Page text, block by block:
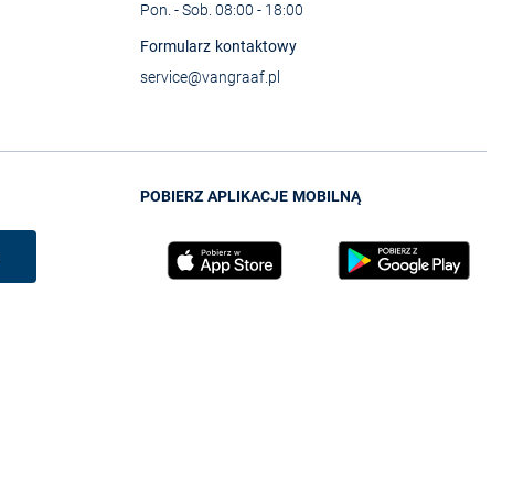
Pon. - Sob. 08:00 - 18:00
Formularz kontaktowy
service@vangraaf.pl
POBIERZ APLIKACJE MOBILNĄ